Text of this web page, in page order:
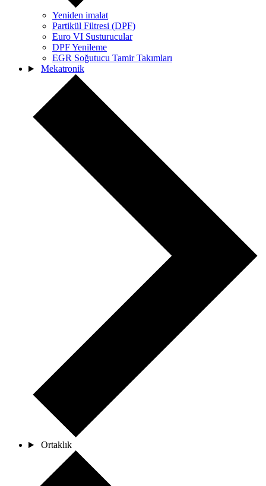
Yeniden imalat
Partikül Filtresi (DPF)
Euro VI Susturucular
DPF Yenileme
EGR Soğutucu Tamir Takımları
Mekatronik
Ortaklık